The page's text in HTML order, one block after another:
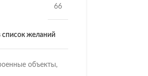
66
список желаний
объекты,